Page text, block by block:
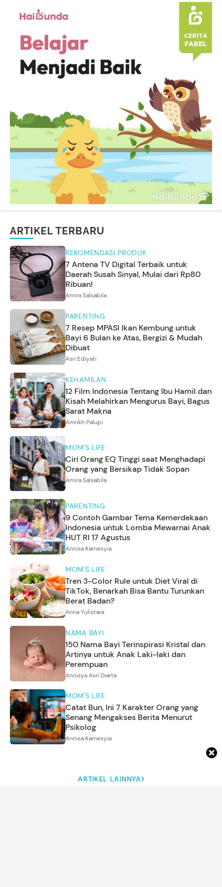
ARTIKEL TERBARU
REKOMENDASI PRODUK
7 Antena TV Digital Terbaik untuk
Daerah Susah Sinyal, Mulai dari Rp80
Ribuan!
Amira Salsabila
PARENTING
7 Resep MPASI Ikan Kembung untuk
Bayi 6 Bulan ke Atas, Bergizi & Mudah
Dibuat
Asri Ediyati
KEHAMILAN
12 Film Indonesia Tentang Ibu Hamil dan
Kisah Melahirkan Mengurus Bayi, Bagus
Sarat Makna
Amrikh Palupi
MOM'S LIFE
Ciri Orang EQ Tinggi saat Menghadapi
Orang yang Bersikap Tidak Sopan
Amira Salsabila
PARENTING
9 Contoh Gambar Tema Kemerdekaan
Indonesia untuk Lomba Mewarnai Anak
HUT RI 17 Agustus
Annisa Karnesyia
MOM'S LIFE
Tren 3-Color Rule untuk Diet Viral di
TikTok, Benarkah Bisa Bantu Turunkan
Berat Badan?
Arina Yulistara
NAMA BAYI
150 Nama Bayi Terinspirasi Kristal dan
Artinya untuk Anak Laki-laki dan
Perempuan
Annisya Asri Diarta
MOM'S LIFE
Catat Bun, Ini 7 Karakter Orang yang
Senang Mengakses Berita Menurut
Psikolog
Annisa Karnesyia
ARTIKEL LAINNYA